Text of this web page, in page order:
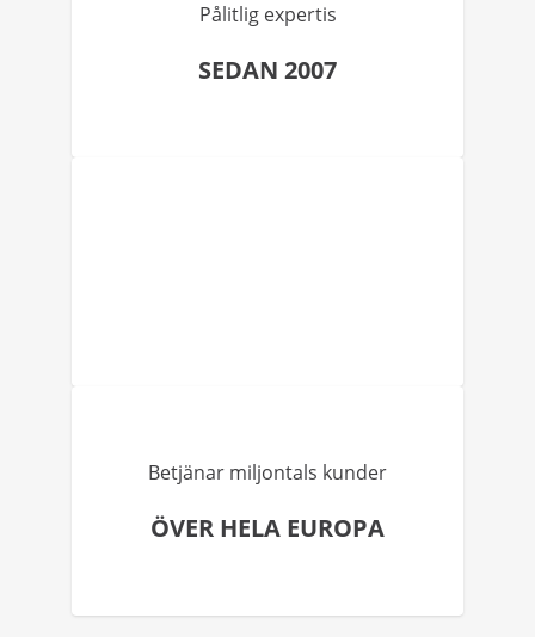
Pålitlig expertis
SEDAN 2007
Betjänar miljontals kunder
ÖVER HELA EUROPA